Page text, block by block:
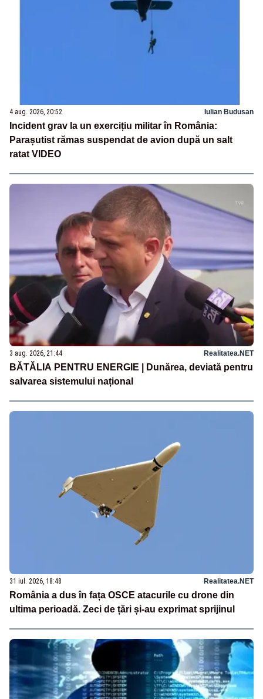
4 aug. 2026, 20:52 Iulian Budusan
Incident grav la un exercițiu militar în România:
Parașutist rămas suspendat de avion după un salt
ratat VIDEO
3 aug. 2026, 21:44 Realitatea.NET
BĂTĂLIA PENTRU ENERGIE | Dunărea, deviată pentru
salvarea sistemului național
31 iul. 2026, 18:48 Realitatea.NET
România a dus în fața OSCE atacurile cu drone din
ultima perioadă. Zeci de țări și-au exprimat sprijinul